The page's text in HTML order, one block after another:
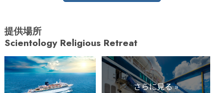
提供場所
Scientology Religious Retreat
さらに見る »